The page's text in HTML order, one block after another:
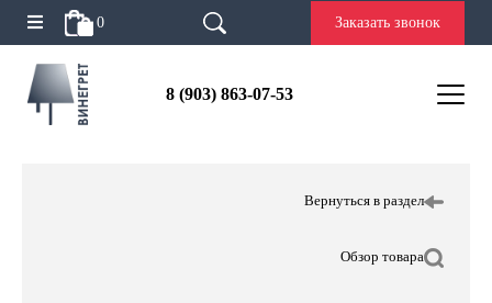
0 Заказать звонок
8 (903) 863-07-53
Вернуться в раздел
Обзор товара